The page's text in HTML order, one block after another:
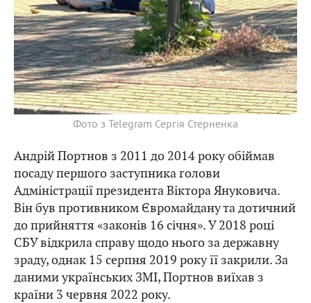
Фото з Telegram Сергія Стерненка
Андрій Портнов з 2011 до 2014 року обіймав
посаду першого заступника голови
Адміністрації президента Віктора Януковича.
Він був противником Євромайдану та дотичний
до прийняття «законів 16 січня». У 2018 році
СБУ відкрила справу щодо нього за державну
зраду, однак 15 серпня 2019 року її закрили. За
даними українських ЗМІ, Портнов виїхав з
країни 3 червня 2022 року.